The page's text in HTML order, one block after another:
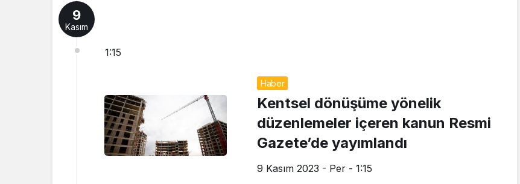
9
Kasım
1:15
Haber
Kentsel dönüşüme yönelik
düzenlemeler içeren kanun Resmi
Gazete’de yayımlandı
9 Kasım 2023 - Per - 1:15